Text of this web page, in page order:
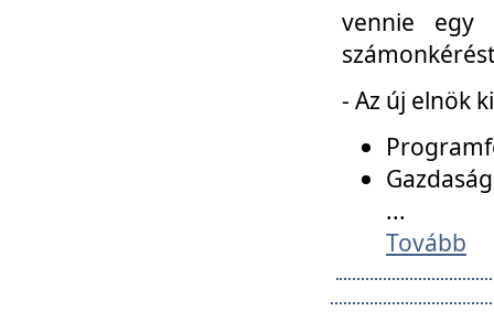
vennie egy
- Az új elnök
...
Tovább